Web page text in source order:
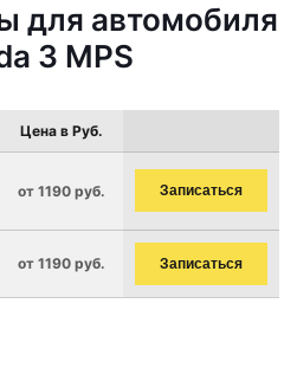
для автомобиля
3 MPS
Цена в Руб.
от 1190 руб. Записаться
от 1190 руб. Записаться